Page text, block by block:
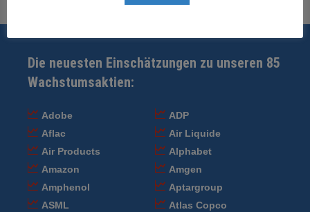
Die neuesten Einschätzungen zu unseren 85
Wachstumsaktien:
Adobe
ADP
Aflac
Air Liquide
Air Products
Alphabet
Amazon
Amgen
Amphenol
Aptargroup
ASML
Atlas Copco